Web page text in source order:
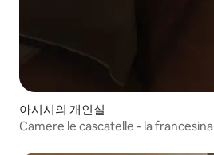
아시시의 개인실
Camere le cascatelle - la francesina